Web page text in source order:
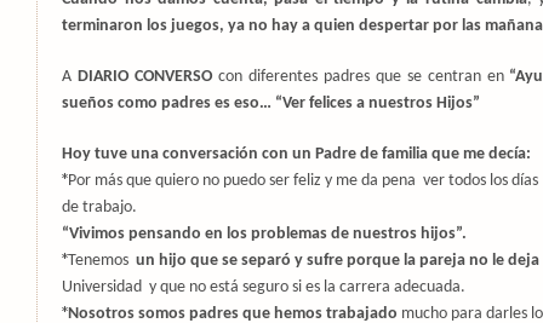
terminaron los juegos, ya no hay a quien despertar por las
A DIARIO CONVERSOcon diferentes padres que se centran en
sueños como padres es eso… “Ver felices a nuestros Hijos”
Hoy tuve una conversación con un Padre de familia que me decía:
*Por más que quiero no puedo ser feliz y me da pena ver todos los días
de trabajo.
“Vivimos pensando en los problemas de nuestros hijos”.
*Tenemos un hijo que se separó y sufre porque la pareja no le
Universidad y que no está seguro si es la carrera adecuada.
*Nosotros somos padres que hemos trabajado mucho para darles